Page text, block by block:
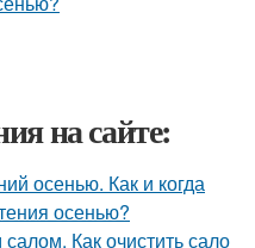
на сайте:
осенью. Как и когда
осенью?
Как очистить сало